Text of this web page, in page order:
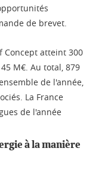
de brevet.
Concept atteint 300
M€. Au total, 879
de l'année,
La France
de l'année
à la manière